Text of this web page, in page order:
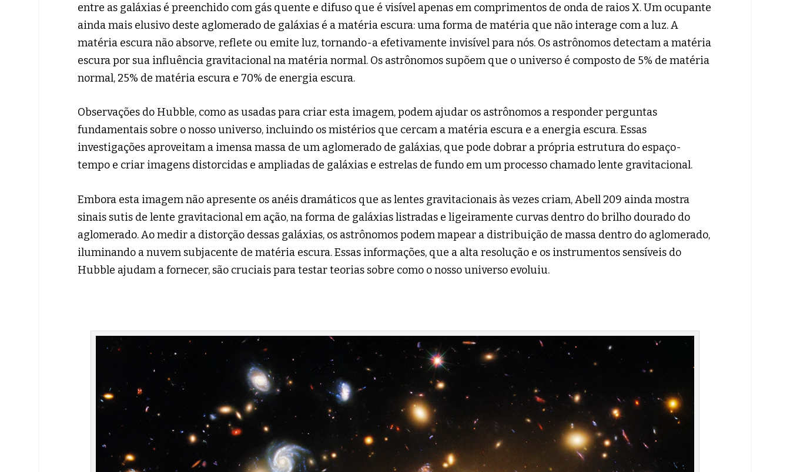
entre as galáxias é preenchido com gás quente e difuso que é visível apenas em comprimentos de onda de raios X. Um ocupante
ainda mais elusivo deste aglomerado de galáxias é a matéria escura: uma forma de matéria que não interage com a luz. A
matéria escura não absorve, reflete ou emite luz, tornando-a efetivamente invisível para nós. Os astrônomos detectam a matéria
escura por sua influência gravitacional na matéria normal. Os astrônomos supõem que o universo é composto de 5% de matéria
normal, 25% de matéria escura e 70% de energia escura.
Observações do Hubble, como as usadas para criar esta imagem, podem ajudar os astrônomos a responder perguntas
fundamentais sobre o nosso universo, incluindo os mistérios que cercam a matéria escura e a energia escura. Essas
investigações aproveitam a imensa massa de um aglomerado de galáxias, que pode dobrar a própria estrutura do espaço-
tempo e criar imagens distorcidas e ampliadas de galáxias e estrelas de fundo em um processo chamado lente gravitacional.
Embora esta imagem não apresente os anéis dramáticos que as lentes gravitacionais às vezes criam, Abell 209 ainda mostra
sinais sutis de lente gravitacional em ação, na forma de galáxias listradas e ligeiramente curvas dentro do brilho dourado do
aglomerado. Ao medir a distorção dessas galáxias, os astrônomos podem mapear a distribuição de massa dentro do aglomerado,
iluminando a nuvem subjacente de matéria escura. Essas informações, que a alta resolução e os instrumentos sensíveis do
Hubble ajudam a fornecer, são cruciais para testar teorias sobre como o nosso universo evoluiu.